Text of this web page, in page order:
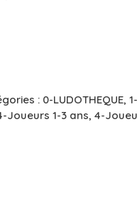
: 0-LUDOTHEQUE,
Joueurs 1-3 ans, 4-